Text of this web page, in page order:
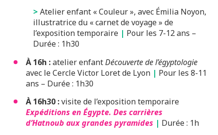
> Atelier enfant « Couleur », avec Émilia Noyon,
illustratrice du « carnet de voyage » de
l’exposition temporaire | Pour les 7-12 ans –
Durée : 1h30
À 16h :atelier enfantDécouverte de l’égyptologie
avec le Cercle Victor Loret de Lyon | Pour les 8-11
ans – Durée : 1h30
À 16h30 :visite de l’exposition temporaire
Expéditions en Égypte. Des carrières
d’Hatnoub aux grandes pyramides | Durée : 1h